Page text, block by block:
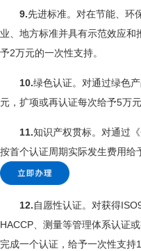
9.先进标准。对在节能、环
业、地方标准并具有示范效应
予2万元的一次性支持。
10.绿色认证。对通过绿色
元，扩项或再认证每次给予5万元
11.知识产权贯标。对通过
按首个认证周期实际发生费用给
12.自愿性认证。对获得
HACCP、测量等管理体系认证
完成一个认证，给予一次性支持1